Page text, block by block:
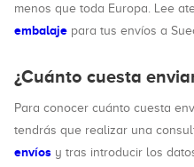
menos que toda Europa. Lee
embalaje para tus envíos a
¿Cuánto cuesta
Para conocer cuánto cuesta
tendrás que realizar una
envíos y tras introducir los